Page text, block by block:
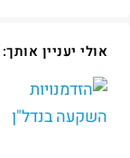
אולי יעניין אותך: